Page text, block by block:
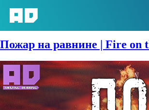
Сезон:
Пожар на равнине | Fire on